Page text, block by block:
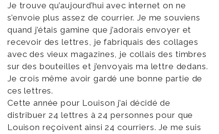
Je trouve qu’aujourd’hui avec internet on ne
s’envoie plus assez de courrier. Je me souviens
quand j’étais gamine que j’adorais envoyer et
recevoir des lettres, je fabriquais des collages
avec des vieux magazines, je collais des timbres
sur des bouteilles et j’envoyais ma lettre dedans.
Je crois même avoir gardé une bonne partie de
ces lettres.
Cette année pour Louison j’ai décidé de
distribuer 24 lettres à 24 personnes pour que
Louison reçoivent ainsi 24 courriers. Je me suis